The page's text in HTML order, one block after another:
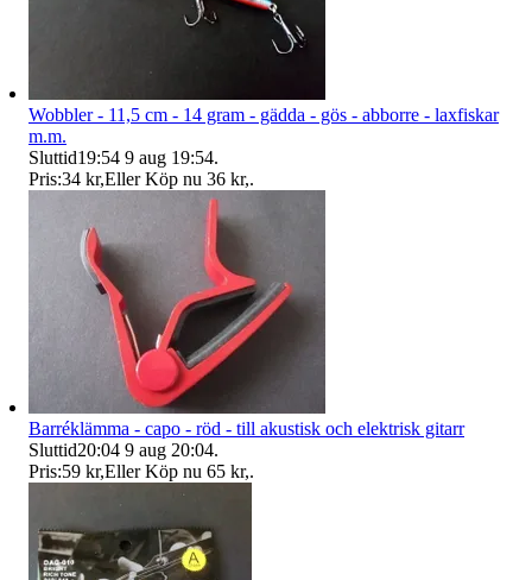
Wobbler - 11,5 cm - 14 gram - gädda - gös - abborre - laxfiskar
m.m.
Sluttid19:54 9 aug 19:54.
Pris:34 kr,Eller Köp nu 36 kr,.
Barréklämma - capo - röd - till akustisk och elektrisk gitarr
Sluttid20:04 9 aug 20:04.
Pris:59 kr,Eller Köp nu 65 kr,.